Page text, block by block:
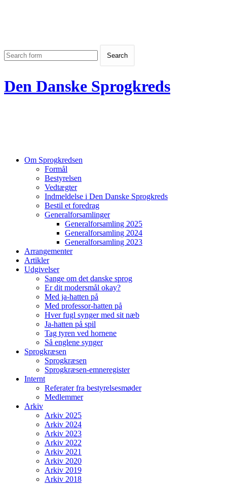
Den Danske Sprogkreds
Om Sprogkredsen
Formål
Bestyrelsen
Vedtægter
Indmeldelse i Den Danske Sprogkreds
Bestil et foredrag
Generalforsamlinger
Generalforsamling 2025
Generalforsamling 2024
Generalforsamling 2023
Arrangementer
Artikler
Udgivelser
Sange om det danske sprog
Er dit modersmål okay?
Med ja-hatten på
Med professor-hatten på
Hver fugl synger med sit næb
Ja-hatten på spil
Tag tyren ved hornene
Så englene synger
Sprogkræsen
Sprogkræsen
Sprogkræsen-emneregister
Internt
Referater fra bestyrelsesmøder
Medlemmer
Arkiv
Arkiv 2025
Arkiv 2024
Arkiv 2023
Arkiv 2022
Arkiv 2021
Arkiv 2020
Arkiv 2019
Arkiv 2018